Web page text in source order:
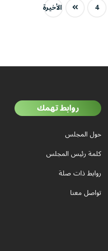
4 الأخيرة
روابط تهمك
حول المجلس
كلمة رئيس المجلس
روابط ذات صلة
تواصل معنا